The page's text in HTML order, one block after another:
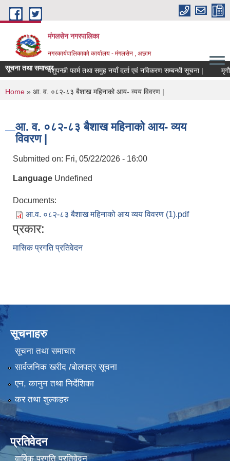
Skip to main content
मंगलसेन नगरपालिका
नगरकार्यपालिकाको कार्यालय - मंगलसेन , अछाम
सूचना तथा समाचारपशुपन्छी फार्म तथा समुह नयाँ दर्ता एवं नविकरण सम्बन्धी सूचना |
You are here
Home » आ. व. ०८२-८३ बैशाख महिनाको आय- व्यय विवरण |
आ. व. ०८२-८३ बैशाख महिनाको आय- व्यय
विवरण |
Submitted on: Fri, 05/22/2026 - 16:00
Language Undefined
Documents:
आ.व. ०८२-८३ बैशाख महिनाको आय व्यय विवरण (1).pdf
प्रकार:
मासिक प्रगति प्रतिवेदन
सूचनाहरु
सूचना तथा समाचार
सार्वजनिक खरीद /बोलपत्र सूचना
एन, कानुन तथा निर्देशिका
कर तथा शुल्कहरु
प्रतिवेदन
वार्षिक प्रगति प्रतिवेदन